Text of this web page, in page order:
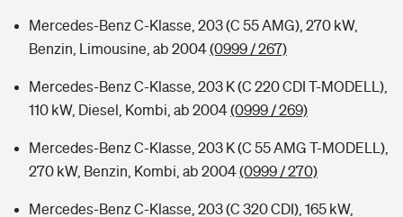
Mercedes-Benz C-Klasse, 203 (C 55 AMG), 270 kW,
Benzin, Limousine, ab 2004(0999 / 267)
Mercedes-Benz C-Klasse, 203 K (C 220 CDI T-MODELL),
110 kW, Diesel, Kombi, ab 2004(0999 / 269)
Mercedes-Benz C-Klasse, 203 K (C 55 AMG T-MODELL),
270 kW, Benzin, Kombi, ab 2004(0999 / 270)
Mercedes-Benz C-Klasse, 203 (C 320 CDI), 165 kW,